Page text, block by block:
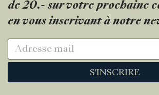
de 20.- sur votre prochaine
en vous inscrivant à notre
S'INSCRIRE